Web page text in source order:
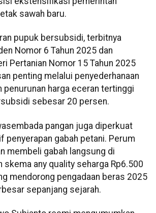
sawah baru.
pupuk bersubsidi, terbitnya
Nomor 6 Tahun 2025 dan
Pertanian Nomor 15 Tahun 2025
penting melalui penyederhanaan
penurunan harga eceran tertinggi
sebesar 20 persen.
pangan juga diperkuat
penyerapan gabah petani. Perum
membeli gabah langsung di
skema any quality seharga Rp6.500
mendorong pengadaan beras 2025
sepanjang sejarah.